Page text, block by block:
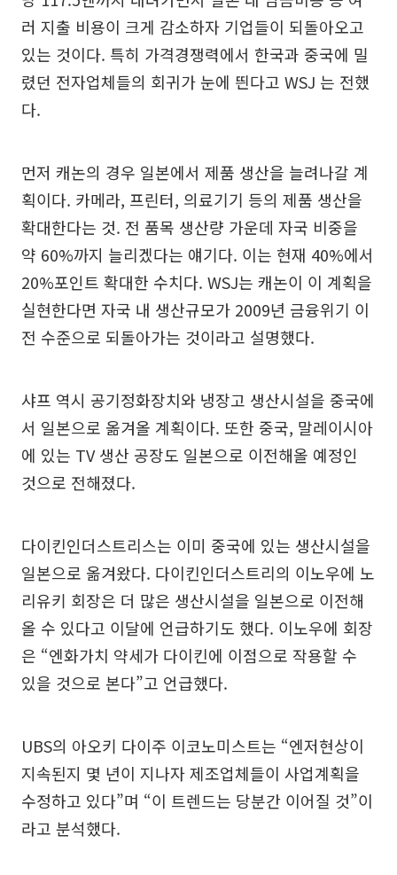
러 지출 비용이 크게 감소하자 기업들이 되돌아오고
있는 것이다. 특히 가격경쟁력에서 한국과 중국에 밀
렸던 전자업체들의 회귀가 눈에 띈다고 WSJ 는 전했
다.
먼저 캐논의 경우 일본에서 제품 생산을 늘려나갈 계
획이다. 카메라, 프린터, 의료기기 등의 제품 생산을
확대한다는 것. 전 품목 생산량 가운데 자국 비중을
약 60%까지 늘리겠다는 얘기다. 이는 현재 40%에서
20%포인트 확대한 수치다. WSJ는 캐논이 이 계획을
실현한다면 자국 내 생산규모가 2009년 금융위기 이
전 수준으로 되돌아가는 것이라고 설명했다.
샤프 역시 공기정화장치와 냉장고 생산시설을 중국에
서 일본으로 옮겨올 계획이다. 또한 중국, 말레이시아
에 있는 TV 생산 공장도 일본으로 이전해올 예정인
것으로 전해졌다.
다이킨인더스트리스는 이미 중국에 있는 생산시설을
일본으로 옮겨왔다. 다이킨인더스트리의 이노우에 노
리유키 회장은 더 많은 생산시설을 일본으로 이전해
올 수 있다고 이달에 언급하기도 했다. 이노우에 회장
은 “엔화가치 약세가 다이킨에 이점으로 작용할 수
있을 것으로 본다”고 언급했다.
UBS의 아오키 다이주 이코노미스트는 “엔저현상이
지속된지 몇 년이 지나자 제조업체들이 사업계획을
수정하고 있다”며 “이 트렌드는 당분간 이어질 것”이
라고 분석했다.